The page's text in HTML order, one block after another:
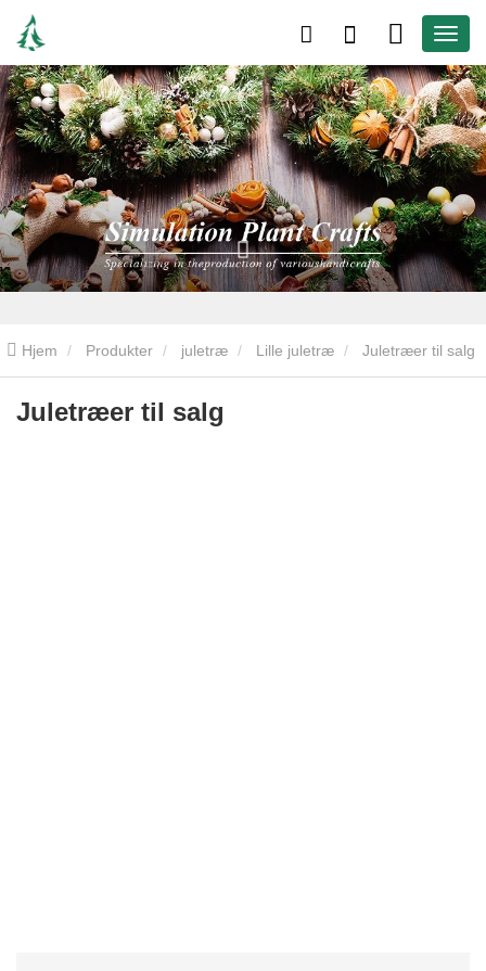
Hjem Produkter juletræ Lille juletræ Juletræer til salg
Juletræer til salg